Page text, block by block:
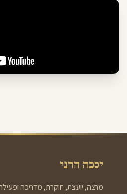
יסכה הרני
מרצה, יועצת, חוקרת, מדריכה